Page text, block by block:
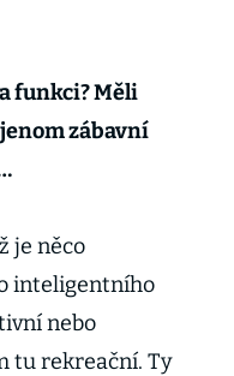
funkci? Měli
zábavní
je něco
inteligentního
nebo
tu rekreační. Ty